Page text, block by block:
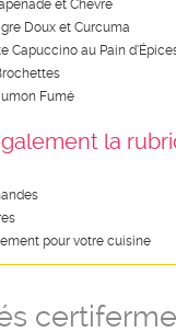
et Chèvre
Doux et Curcuma
Capuccino au Pain
Fumé
la
pour votre cuisine